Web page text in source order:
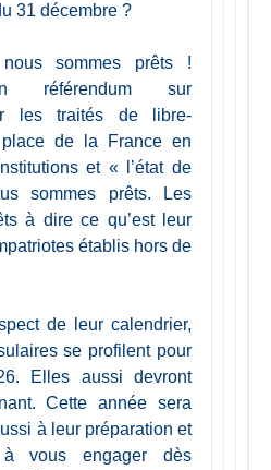
31 décembre ?
sommes prêts !
référendum sur
les traités de libre-
de la France en
et « l’état de
sommes prêts. Les
à dire ce qu’est leur
établis hors de
de leur calendrier,
se profilent pour
Elles aussi devront
Cette année sera
à leur préparation et
vous engager dès